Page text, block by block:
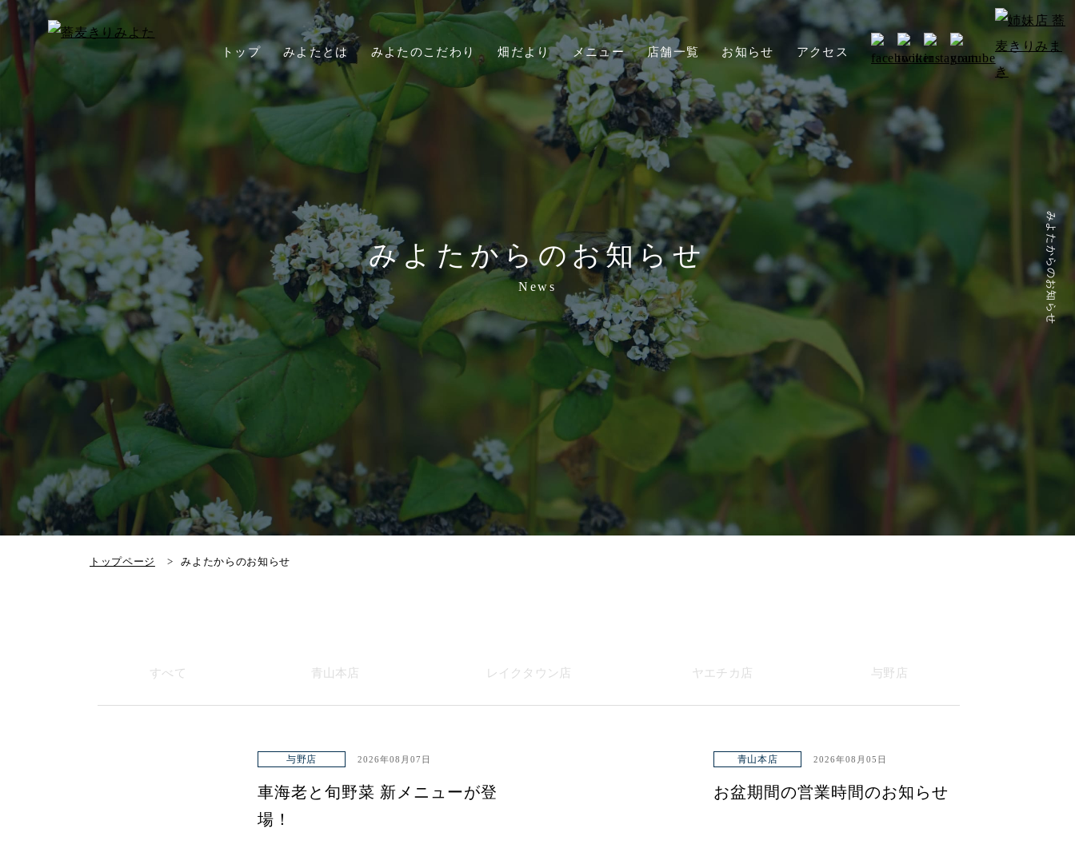
トップ みよたとは みよたのこだわり 畑だより メニュー 店舗一覧 お知らせ アクセス
みよたからのお知らせ
みよたからのお知らせ
News
トップページ みよたからのお知らせ
すべて 青山本店 レイク タウン店 ヤエチカ店 与野店
与野店 2026年08月07日
車海老と旬野菜 新メニューが登
場！
青山本店 2026年08月05日
お盆期間の営業時間のお知らせ